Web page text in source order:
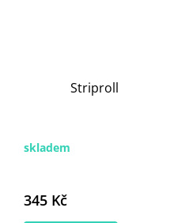
Striproll
skladem
345 Kč